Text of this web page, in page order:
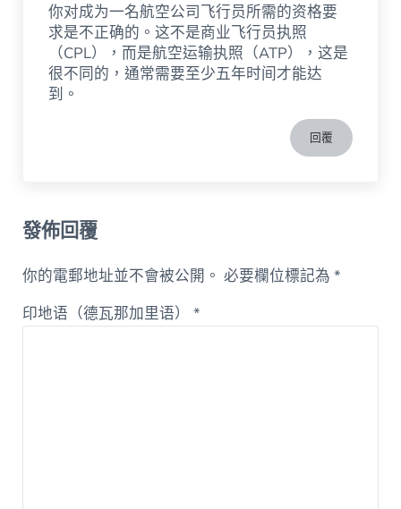
你对成为一名航空公司飞行员所需的资格要
求是不正确的。这不是商业飞行员执照
（CPL），而是航空运输执照（ATP），这是
很不同的，通常需要至少五年时间才能达
到。
回覆
發佈回覆
你的電郵地址並不會被公開。 必要欄位標記為 *
印地语（德瓦那加里语） *